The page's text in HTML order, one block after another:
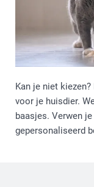
Kan je niet
voor je huisdier.
baasjes. Verwen
gepersonaliseerd